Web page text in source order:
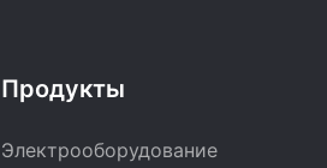
Продукты
Электрооборудование